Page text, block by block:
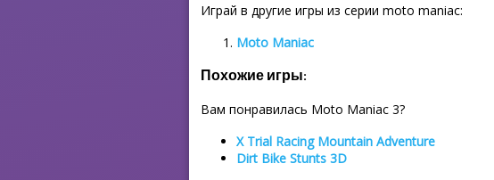
Играй в другие игры из серии moto maniac:
Moto Maniac
Похожие игры:
Вам понравилась Moto Maniac 3?
X Trial Racing Mountain Adventure
Dirt Bike Stunts 3D